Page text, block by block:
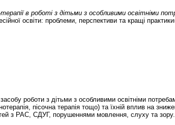
в роботі з дітьми з особливими освітніми
освіти: проблеми, перспективи та кращі
роботи з дітьми з особливими освітніми
пісочна терапія тощо) та їхній вплив на
з РАС, СДУГ, порушеннями мовлення, слуху та зору.